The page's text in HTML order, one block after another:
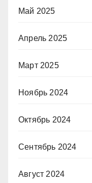
Май 2025
Апрель 2025
Март 2025
Ноябрь 2024
Октябрь 2024
Сентябрь 2024
Август 2024